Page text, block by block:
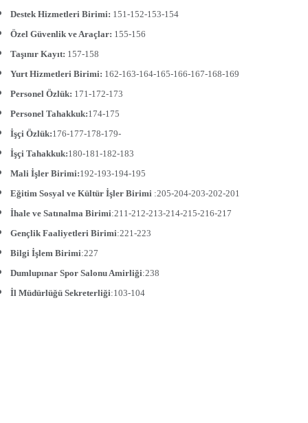
Destek Hizmetleri Birimi: 151-152-153-154
Özel Güvenlik ve Araçlar: 155-156
Taşınır Kayıt: 157-158
Yurt Hizmetleri Birimi: 162-163-164-165-166-167-168-169
Personel Özlük: 171-172-173
Personel Tahakkuk:174-175
İşçi Özlük:176-177-178-179-
İşçi Tahakkuk:180-181-182-183
Mali İşler Birimi:192-193-194-195
Eğitim Sosyal ve Kültür İşler Birimi :205-204-203-202-201
İhale ve Satınalma Birimi:211-212-213-214-215-216-217
Gençlik Faaliyetleri Birimi:221-223
Bilgi İşlem Birimi:227
Dumlupınar Spor Salonu Amirliği:238
İl Müdürlüğü Sekreterliği:103-104